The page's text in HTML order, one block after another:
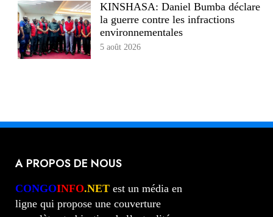
KINSHASA: Daniel Bumba déclare
la guerre contre les infractions
environnementales
5 août 2026
A PROPOS DE NOUS
CONGOINFO.NET est un média en
ligne qui propose une couverture